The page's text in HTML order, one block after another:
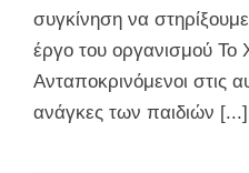
συγκίνηση να
έργο του οργανισμού Το
Ανταποκρινόμενοι στις
ανάγκες των παιδιών [...]